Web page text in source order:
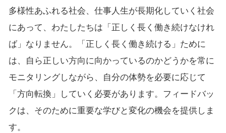
多様性あふれる社会、仕事人生が長期化していく社会
にあって、わたしたちは「正しく長く働き続けなけれ
ば」なりません。「正しく長く働き続ける」ために
は、自ら正しい方向に向かっているのかどうかを常に
モニタリングしながら、自分の体勢を必要に応じて
「方向転換」していく必要があります。フィードバッ
クは、そのために重要な学びと変化の機会を提供しま
す。